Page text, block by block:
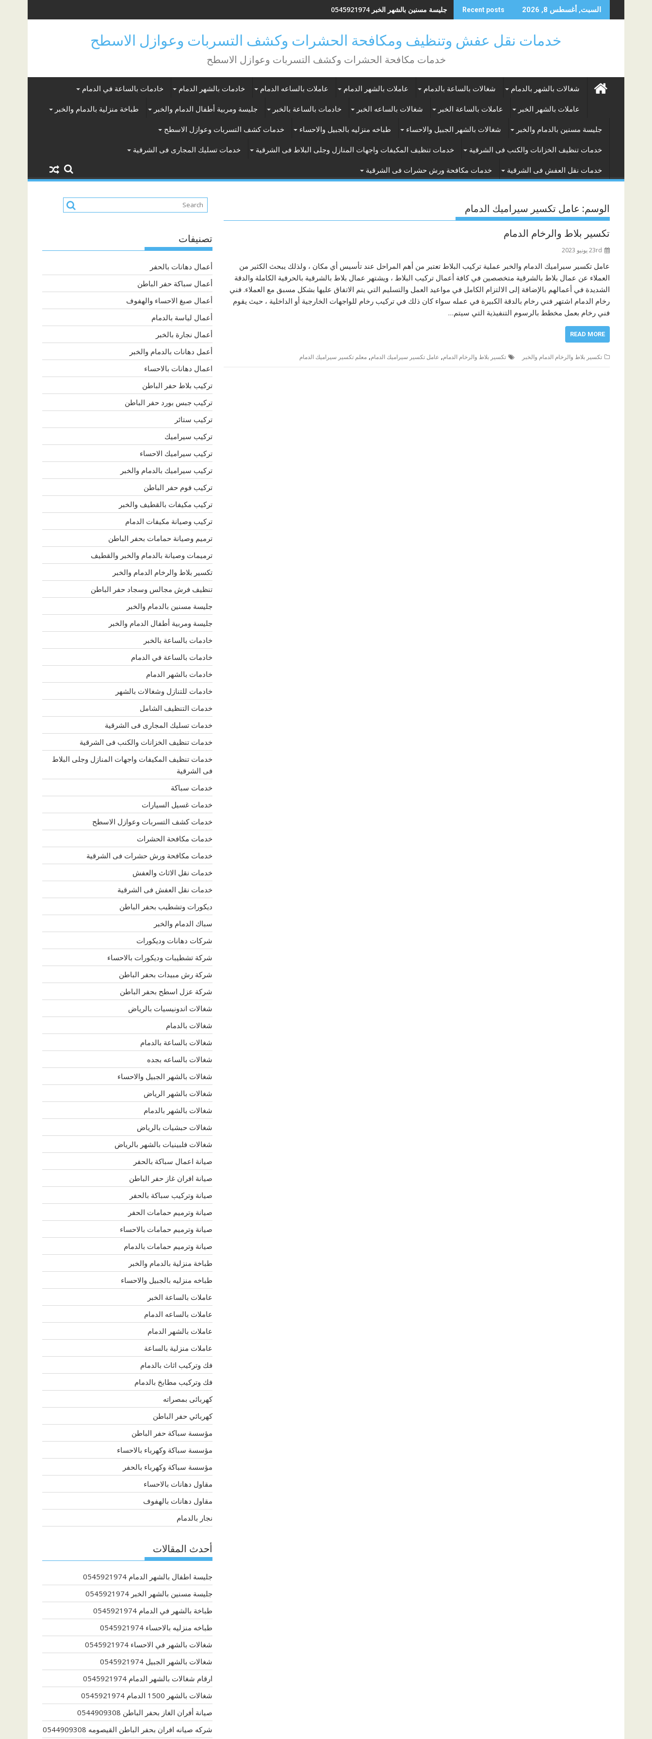
to
السبت, أغسطس 8, 2026 Recent posts جليسة مسنين بالشهر الخبر 0545921974
خدمات نقل عفش وتنظيف ومكافحة الحشرات وكشف التسربات وعوازل الاسطح
خدمات مكافحة الحشرات وكشف التسربات وعوازل الاسطح
شغالات بالشهر بالدمام شغالات بالساعة بالدمام عاملات بالشهر الدمام عاملات بالساعه الدمام خادمات بالشهر الدمام خادمات بالساعة في الدمام
عاملات بالشهر الخبر عاملات بالساعة الخبر شغالات بالساعه الخبر خادمات بالساعة بالخبر جليسة ومربية أطفال الدمام والخبر طباخة منزلية بالدمام والخبر
جليسة مسنين بالدمام والخبر شغالات بالشهر الجبيل والاحساء طباخه منزليه بالجبيل والاحساء خدمات كشف التسربات وعوازل الاسطح
خدمات تنظيف الخزانات والكنب فى الشرقية خدمات تنظيف المكيفات واجهات المنازل وجلى البلاط فى الشرقية خدمات تسليك المجارى فى الشرقية
خدمات نقل العفش فى الشرقية خدمات مكافحة ورش حشرات فى الشرقية
الوسم: عامل تكسير سيراميك الدمام
تكسير بلاط والرخام الدمام
23rd يونيو 2023
عامل تكسير سيراميك الدمام والخبر عملية تركيب البلاط تعتبر من أهم المراحل عند تأسيس أي مكان ، ولذلك يبحث الكثير من
العملاء عن عمال بلاط بالشرقية متخصصين في كافة أعمال تركيب البلاط ، ويشتهر عمال بلاط بالشرقية بالحرفية الكاملة والدقة
الشديدة في أعمالهم بالإضافة إلى الالتزام الكامل في مواعيد العمل والتسليم التي يتم الاتفاق عليها بشكل مسبق مع العملاء. فني
رخام الدمام اشتهر فني رخام بالدقة الكبيرة في عمله سواء كان ذلك في تركيب رخام للواجهات الخارجية أو الداخلية ، حيث يقوم
فني رخام بعمل مخطط بالرسوم التنفيذية التي سيتم…
READ MORE
تكسير بلاط والرخام الدمام والخبر تكسير بلاط والرخام الدمام, عامل تكسير سيراميك الدمام, معلم تكسير سيراميك الدمام
تصنيفات
أعمال دهانات بالحفر
أعمال سباكة حفر الباطن
أعمال صبغ الاحساء والهفوف
أعمال لياسة بالدمام
أعمال نجارة بالخبر
أعمل دهانات بالدمام والخبر
اعمال دهانات بالاحساء
تركيب بلاط حفر الباطن
تركيب جبس بورد حفر الباطن
تركيب ستائر
تركيب سيراميك
تركيب سيراميك الاحساء
تركيب سيراميك بالدمام والخبر
تركيب فوم حفر الباطن
تركيب مكيفات بالقطيف والخبر
تركيب وصيانة مكيفات الدمام
ترميم وصيانة حمامات بحفر الباطن
ترميمات وصيانة بالدمام والخبر والقطيف
تكسير بلاط والرخام الدمام والخبر
تنظيف فرش مجالس وسجاد حفر الباطن
جليسة مسنين بالدمام والخبر
جليسة ومربية أطفال الدمام والخبر
خادمات بالساعة بالخبر
خادمات بالساعة في الدمام
خادمات بالشهر الدمام
خادمات للتنازل وشغالات بالشهر
خدمات التنظيف الشامل
خدمات تسليك المجارى فى الشرقية
خدمات تنظيف الخزانات والكنب فى الشرقية
خدمات تنظيف المكيفات واجهات المنازل وجلى البلاط
فى الشرقية
خدمات سباكة
خدمات غسيل السيارات
خدمات كشف التسربات وعوازل الاسطح
خدمات مكافحة الحشرات
خدمات مكافحة ورش حشرات فى الشرقية
خدمات نقل الاثاث والعفش
خدمات نقل العفش فى الشرقية
ديكورات وتشطيب بحفر الباطن
سباك الدمام والخبر
شركات دهانات وديكورات
شركة تشطيبات وديكورات بالاحساء
شركة رش مبيدات بحفر الباطن
شركة عزل اسطح بحفر الباطن
شغالات اندونيسيات بالرياض
شغالات بالدمام
شغالات بالساعة بالدمام
شغالات بالساعه بجده
شغالات بالشهر الجبيل والاحساء
شغالات بالشهر الرياض
شغالات بالشهر بالدمام
شغالات حبشيات بالرياض
شغالات فلبينيات بالشهر بالرياض
صيانة اعمال سباكة بالحفر
صيانة افران غاز حفر الباطن
صيانة وتركيب سباكة بالحفر
صيانة وترميم حمامات الحفر
صيانة وترميم حمامات بالاحساء
صيانة وترميم حمامات بالدمام
طباخة منزلية بالدمام والخبر
طباخه منزليه بالجبيل والاحساء
عاملات بالساعة الخبر
عاملات بالساعه الدمام
عاملات بالشهر الدمام
عاملات منزلية بالساعة
فك وتركيب اثاث بالدمام
فك وتركيب مطابخ بالدمام
كهربائى بمصراته
كهربائي حفر الباطن
مؤسسة سباكة حفر الباطن
مؤسسة سباكة وكهرباء بالاحساء
مؤسسة سباكة وكهرباء بالحفر
مقاول دهانات بالاحساء
مقاول دهانات بالهفوف
نجار بالدمام
أحدث المقالات
جليسة اطفال بالشهر الدمام 0545921974
جليسة مسنين بالشهر الخبر 0545921974
طباخة بالشهر في الدمام 0545921974
طباخه منزليه بالاحساء 0545921974
شغالات بالشهر في الاحساء 0545921974
شغالات بالشهر الجبيل 0545921974
ارقام شغالات بالشهر الدمام 0545921974
شغالات بالشهر 1500 الدمام 0545921974
صيانة أفران الغاز بحفر الباطن 0544909308
شركه صيانه افران بحفر الباطن القيصومه 0544909308